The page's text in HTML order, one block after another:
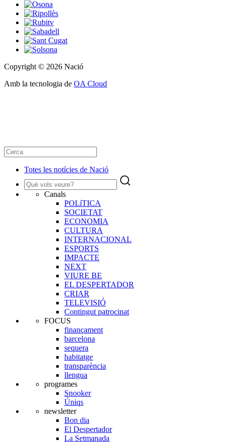
Copyright © 2026 Nació
Amb la tecnologia de OA Cloud
Totes les notícies de Nació
Canals
POLíTICA
SOCIETAT
ECONOMIA
CULTURA
INTERNACIONAL
ESPORTS
IMPACTE
NEXT
VIURE BE
EL DESPERTADOR
CRIAR
TELEVISIÓ
Contingut patrocinat
FOCUS
finançament
barcelona
sequera
habitatge
transparència
llengua
programes
Snooker
Úniqs
newsletter
Bon dia
El Despertador
La Setmanada